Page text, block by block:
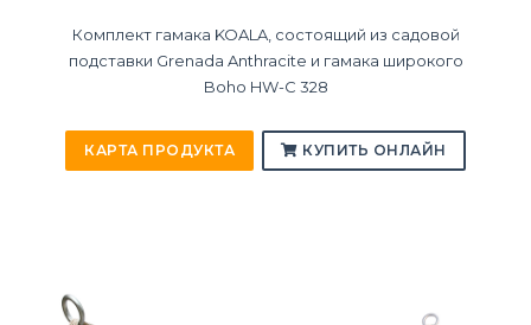
Комплект гамака KOALA, состоящий из садовой
подставки Grenada Anthracite и гамака широкого
Boho HW-C 328
КАРТА ПРОДУКТА КУПИТЬ ОНЛАЙН